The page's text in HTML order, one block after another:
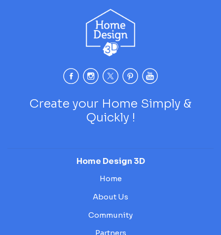
Create your Home Simply &
Quickly !
Home Design 3D
Home
About Us
Community
Partners